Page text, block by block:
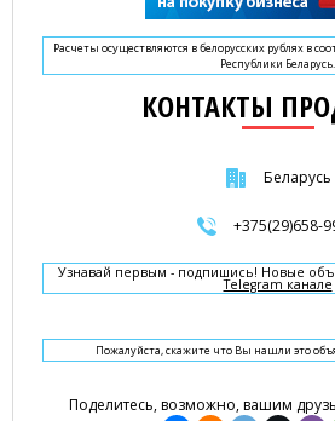
Расчеты осуществляются в белорусских рублях в
Республики Беларусь.
КОНТАКТЫ
Беларусь
+375(29)658-
Узнавай первым - подпишись! Новые
Telegram канале
Пожалуйста, скажите что Вы нашли это
Поделитесь, возможно, вашим